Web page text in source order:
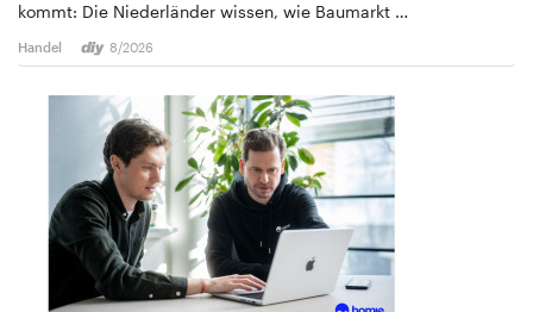
kommt: Die Niederländer wissen, wie Baumarkt …
Handel 8/2026